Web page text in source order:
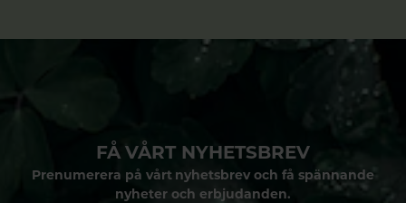
FÅ VÅRT NYHETSBREV
Prenumerera på vårt nyhetsbrev och få spännande
nyheter och erbjudanden.